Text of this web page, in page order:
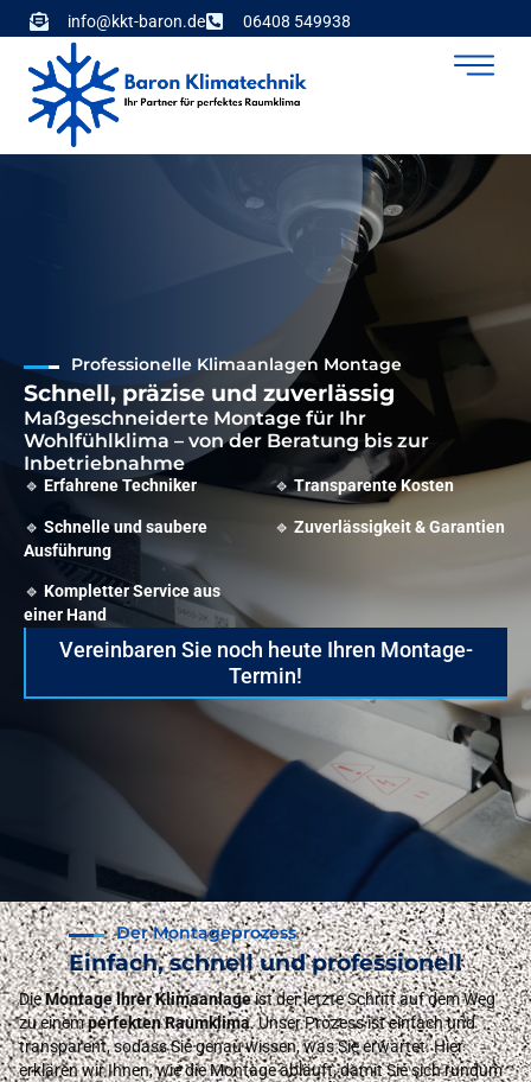
info@kkt-baron.de 06408 549938
Professionelle Klimaanlagen Montage
Schnell, präzise und zuverlässig
Maßgeschneiderte Montage für Ihr
Wohlfühlklima – von der Beratung bis zur
Inbetriebnahme
🔹 Erfahrene Techniker
🔹 Schnelle und saubere
Ausführung
🔹 Kompletter Service aus
einer Hand
🔹Transparente Kosten
🔹 Zuverlässigkeit & Garantien
Vereinbaren Sie noch heute Ihren Montage-
Termin!
Der Montageprozess
Einfach, schnell und professionell
DieMontage Ihrer Klimaanlageist der letzte Schritt auf dem Weg
zu einemperfekten Raumklima. Unser Prozess ist einfach und
transparent, sodass Sie genau wissen, was Sie erwartet. Hier
erklären wir Ihnen, wie die Montage abläuft, damit Sie sich rundum